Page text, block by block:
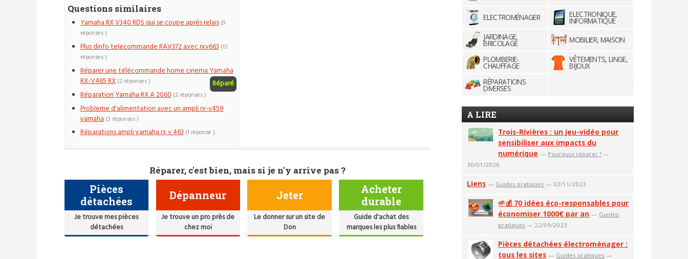
Questions similaires
Yamaha RX V340 RDS qui se coupe après relais (9
réponses )
Plus dinfo telecommande RAV372 avec rxv663 (13
réponses )
Réparer une télécommande home cinema Yamaha
RX-V465 RX
Réparé
(2 réponses )
Réparation Yamaha RX A 2060 (2 réponses )
Probleme d'alimentation avec un ampli rx-v459
yamaha (3 réponses )
Réparations ampli yamaha rx v 463 (1 réponse )
Réparer, c'est bien, mais si je n'y arrive pas ?
Pièces
détachées
Je trouve mes pièces
détachées
Dépanneur
Je trouve un pro près de
chez moi
Jeter
Le donner sur un site de
Don
Acheter
durable
Guide d'achat des
marques les plus fiables
ELECTROMÉNAGER ELECTRONIQUE,
INFORMATIQUE
JARDINAGE,
BRICOLAGE
MOBILIER, MAISON
PLOMBERIE-
CHAUFFAGE
VÊTEMENTS, LINGE,
BIJOUX
RÉPARATIONS
DIVERSES
A LIRE
Trois-Rivières : un jeu-vidéo pour
sensibiliser aux impacts du
numérique — Pourquoi réparer ? —
30/01/2026
Liens — Guides pratiques — 02/11/2023
🌱💰 70 idées éco-responsables pour
économiser 1000€ par an — Guides
pratiques — 22/09/2023
Pièces détachées électroménager :
tous les sites — Guides pratiques —